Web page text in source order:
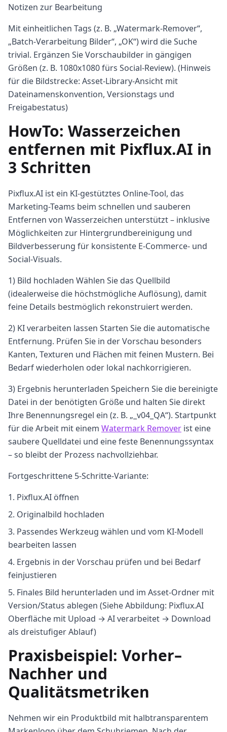
Notizen zur Bearbeitung
Mit einheitlichen Tags (z. B. „Watermark-Remover“,
„Batch-Verarbeitung Bilder“, „OK“) wird die Suche
trivial. Ergänzen Sie Vorschaubilder in gängigen
Größen (z. B. 1080x1080 fürs Social-Review). (Hinweis
für die Bildstrecke: Asset-Library-Ansicht mit
Dateinamenskonvention, Versionstags und
Freigabestatus)
HowTo: Wasserzeichen
entfernen mit Pixflux.AI in
3 Schritten
Pixflux.AI ist ein KI-gestütztes Online-Tool, das
Marketing-Teams beim schnellen und sauberen
Entfernen von Wasserzeichen unterstützt – inklusive
Möglichkeiten zur Hintergrundbereinigung und
Bildverbesserung für konsistente E-Commerce- und
Social-Visuals.
1) Bild hochladen Wählen Sie das Quellbild
(idealerweise die höchstmögliche Auflösung), damit
feine Details bestmöglich rekonstruiert werden.
2) KI verarbeiten lassen Starten Sie die automatische
Entfernung. Prüfen Sie in der Vorschau besonders
Kanten, Texturen und Flächen mit feinen Mustern. Bei
Bedarf wiederholen oder lokal nachkorrigieren.
3) Ergebnis herunterladen Speichern Sie die bereinigte
Datei in der benötigten Größe und halten Sie direkt
Ihre Benennungsregel ein (z. B. „_v04_QA“). Startpunkt
für die Arbeit mit einem Watermark Remover ist eine
saubere Quelldatei und eine feste Benennungssyntax
– so bleibt der Prozess nachvollziehbar.
Fortgeschrittene 5-Schritte-Variante:
Pixflux.AI öffnen
Originalbild hochladen
Passendes Werkzeug wählen und vom KI-Modell
bearbeiten lassen
Ergebnis in der Vorschau prüfen und bei Bedarf
feinjustieren
Finales Bild herunterladen und im Asset-Ordner mit
Version/Status ablegen (Siehe Abbildung: Pixflux.AI
Oberfläche mit Upload → AI verarbeitet → Download
als dreistufiger Ablauf)
Praxisbeispiel: Vorher–
Nachher und
Qualitätsmetriken
Nehmen wir ein Produktbild mit halbtransparentem